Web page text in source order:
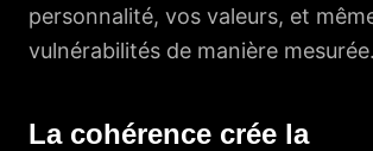
personnalité, vos valeurs, et
vulnérabilités de manière mesurée.
La cohérence crée la